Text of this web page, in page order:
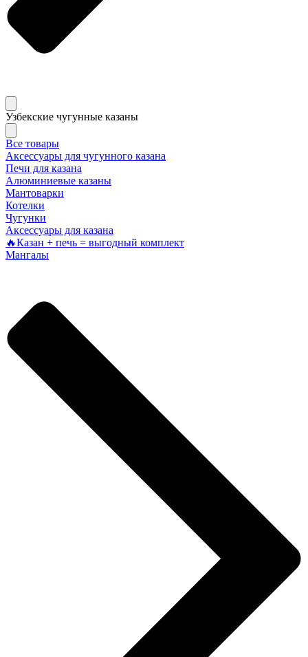
Узбекские чугунные казаны
Все товары
Аксессуары для чугунного казана
Печи для казана
Алюминиевые казаны
Мантоварки
Котелки
Чугунки
Аксессуары для казана
🔥Казан + печь = выгодный комплект
Мангалы